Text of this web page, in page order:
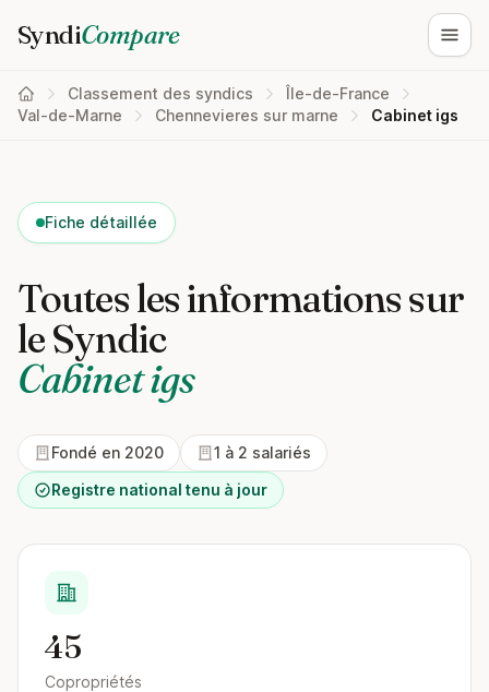
SyndiCompare
Classement des syndics
Île-de-France
Val-de-Marne
Chennevieres sur marne Cabinet igs
Fiche détaillée
Toutes les informations sur
le Syndic
Cabinet igs
Fondé en 2020
1 à 2 salariés
Registre national tenu à jour
45
Copropriétés